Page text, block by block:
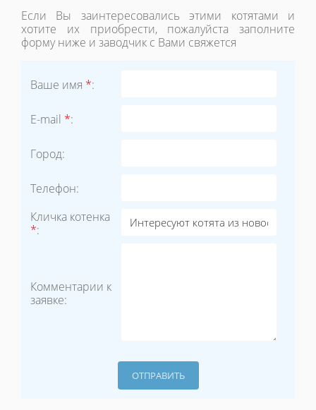
Если Вы заинтересовались этими котятами и
хотите их приобрести, пожалуйста заполните
форму ниже и заводчик с Вами свяжется
Ваше имя *:
E-mail *:
Город:
Телефон:
Кличка котенка
*:
Комментарии к
заявке: